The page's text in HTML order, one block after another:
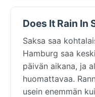
Does It Rain In
Saksa saa
Hamburg saa
päivän aikana, ja
huomattavaa.
usein enemmän